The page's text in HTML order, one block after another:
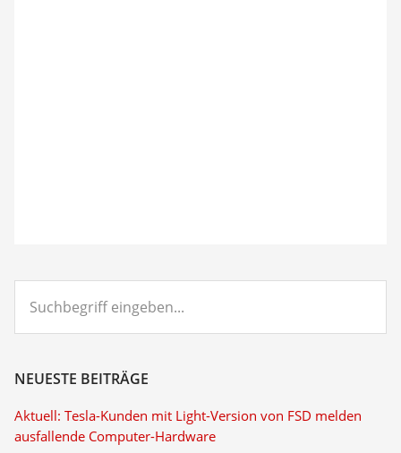
eingeben...
NEUESTE BEITRÄGE
Aktuell: Tesla-Kunden mit Light-Version von FSD melden
ausfallende Computer-Hardware